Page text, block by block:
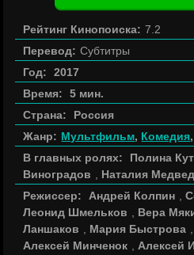
Рейтинг Кинопоиска: 7.2
Перевод: Субтитры
Год:
2017
Время:
5 мин.
Страна:
Россия
Жанр: Мультфильм, Комедия
В главных ролях:
Полина
Виноградов
Наталия
Режиссер:
Андрей Колпин ,
Леонид Шмельков
Вера
Ланшаков
Мария Быстрова
Алексей Минченок
Алексей